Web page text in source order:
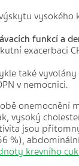
vysokého
funkcí a
exacerbaci
také
v nemocnici.
onemocnění
vysoký
jsou
%),
krevního